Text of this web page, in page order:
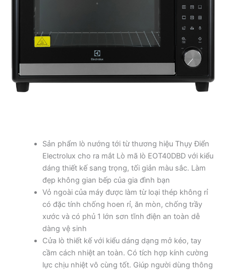
Sản phẩm lò nướng tới từ thương hiệu Thụy Điển
Electrolux cho ra mắt Lò mã lò EOT40DBD với kiểu
dáng thiết kế sang trọng, tối giản màu sắc. Làm
đẹp không gian bếp của gia đình bạn
Vỏ ngoài của máy được làm từ loại thép không rỉ
có đặc tính chống hoen rỉ, ăn mòn, chống trầy
xước và có phủ 1 lớn sơn tĩnh điện an toàn dễ
dàng vệ sinh
Cửa lò thiết kế với kiểu dáng dạng mở kéo, tay
cầm cách nhiệt an toàn. Có tích hợp kính cường
lực chịu nhiệt vô cùng tốt. Giúp người dùng thông